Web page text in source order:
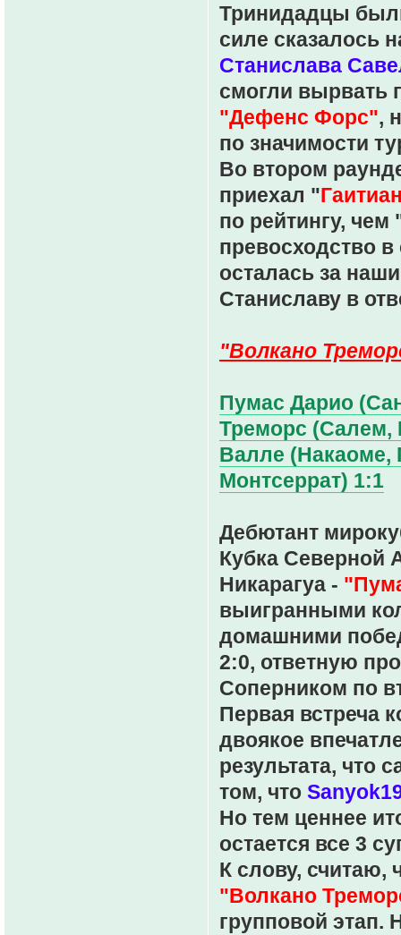
Тринидадцы
силе сказалось
Станислава
смогли вырвать
"Дефенс Форс",
по значимости
Во втором
приехал "
по рейтингу,
превосходство
осталась за
Станиславу в
"Волкано
Пумас Дарио
Треморс (Салем,
Валле (Накаоме,
Монтсеррат) 1:1
Дебютант
Кубка Северной
Никарагуа -
выигранными
домашними
2:0, ответную
Соперником по
Первая встреча
двоякое
результата, что
том, что
Но тем ценнее
остается все 3
К слову, считаю,
"Волкано
групповой этап.